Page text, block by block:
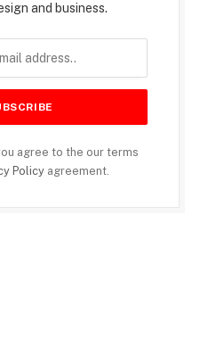
and business.
agree to the our terms
Policy agreement.